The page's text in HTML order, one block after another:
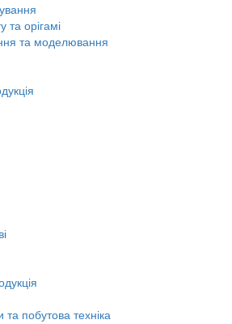
та орігамі
та моделювання
та побутова техніка